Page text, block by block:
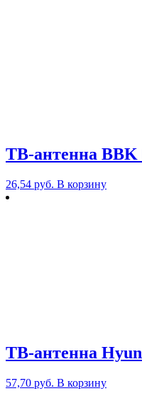
ТВ-антенна BBK
26,54 руб. В корзину
ТВ-антенна
57,70 руб. В корзину